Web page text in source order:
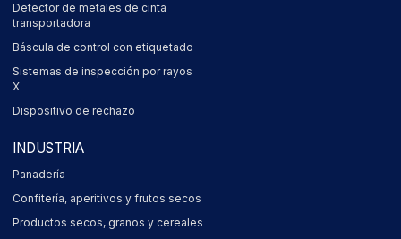
Detector de metales de cinta
transportadora
Báscula de control con etiquetado
Sistemas de inspección por rayos
X
Dispositivo de rechazo
INDUSTRIA
Panadería
Confitería, aperitivos y frutos secos
Productos secos, granos y cereales